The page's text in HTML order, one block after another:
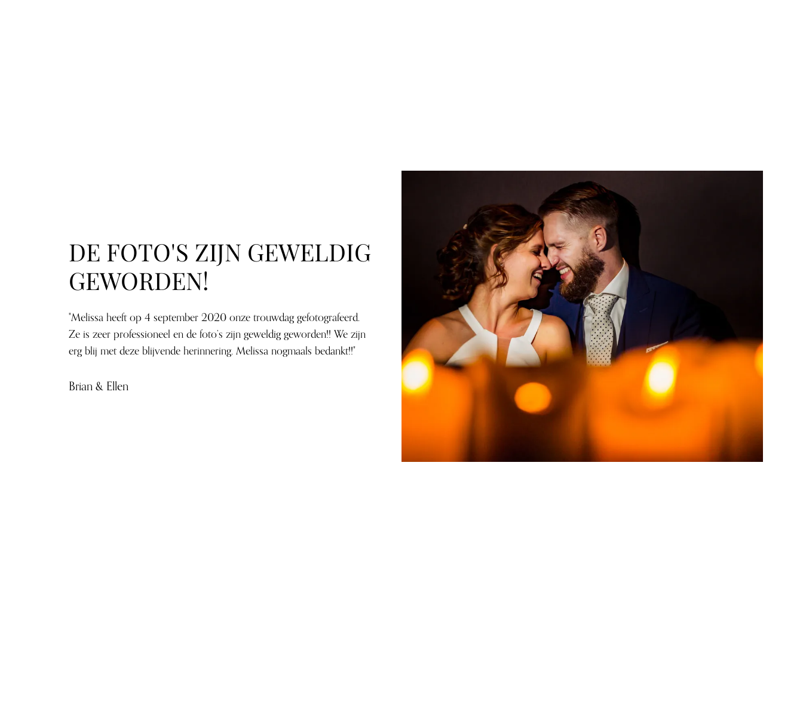
DE FOTO'S ZIJN GEWELDIG
GEWORDEN!
"Melissa heeft op 4 september 2020 onze trouwdag gefotografeerd.
Ze is zeer professioneel en de foto’s zijn geweldig geworden!! We zijn
erg blij met deze blijvende herinnering. Melissa nogmaals bedankt!!"
Brian & Ellen